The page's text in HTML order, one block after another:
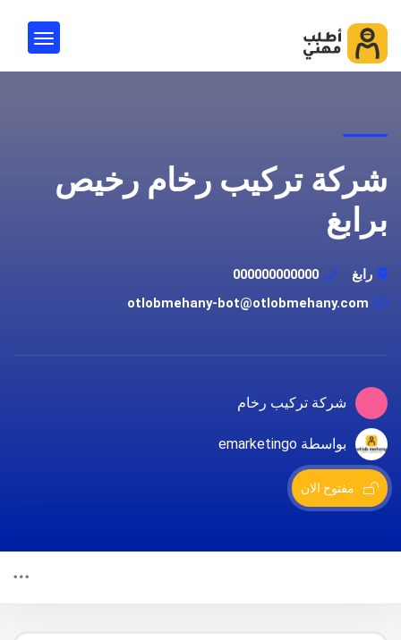
شركة تركيب رخام رخيص
برابغ
رابغ
000000000000
otlobmehany-bot@otlobmehany.com
شركة تركيب رخام
بواسطة emarketingo
مفتوح الان